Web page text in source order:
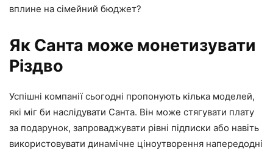
вплине на сімейний бюджет?
Як Санта може монетизувати
Різдво
Успішні компанії сьогодні пропонують кілька моделей,
які міг би наслідувати Санта. Він може стягувати плату
за подарунок, запроваджувати рівні підписки або навіть
використовувати динамічне ціноутворення напередодні